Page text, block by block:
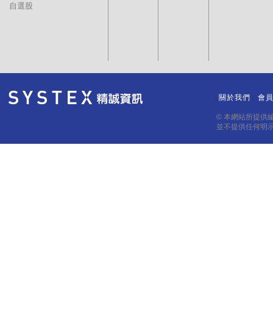
自選股
關於我們 會
© 本網站所提供
並不提供任何明